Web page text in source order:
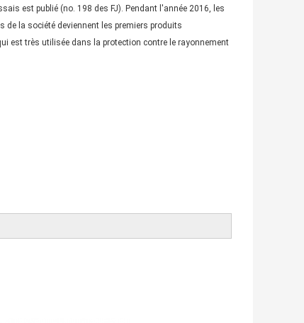
est publié (no. 198 des FJ). Pendant l'année 2016, les
de la société deviennent les premiers produits
est très utilisée dans la protection contre le rayonnement